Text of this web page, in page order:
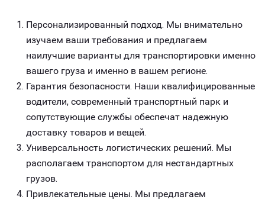
Персонализированный подход. Мы внимательно
изучаем ваши требования и предлагаем
наилучшие варианты для транспортировки именно
вашего груза и именно в вашем регионе.
Гарантия безопасности. Наши квалифицированные
водители, современный транспортный парк и
сопутствующие службы обеспечат надежную
доставку товаров и вещей.
Универсальность логистических решений. Мы
располагаем транспортом для нестандартных
грузов.
Привлекательные цены. Мы предлагаем